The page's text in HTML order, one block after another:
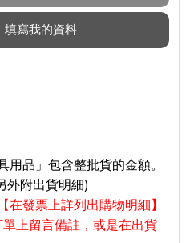
品」包含整批貨的金額。
外附出貨明細)
發票上詳列出購物明細】
上留言備註，或是在出貨